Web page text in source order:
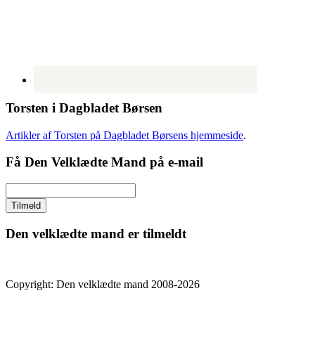
Torsten i Dagbladet Børsen
Artikler af Torsten på Dagbladet Børsens hjemmeside.
Få Den Velklædte Mand på e-mail
Den velklædte mand er tilmeldt
Copyright: Den velklædte mand 2008-2026